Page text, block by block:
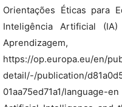
Orientações Éticas para
Inteligência Artificial
Aprendizagem,
https://op.europa.eu/en/
detail/-/publication/
01aa75ed71a1/language-en